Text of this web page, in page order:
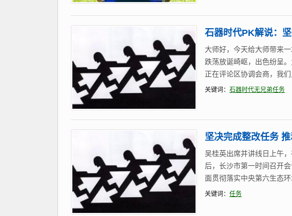
石器时代PK解说：
大师好，今天给大师带来
跌荡放诞崎岖，出色纷呈
正在评论区协调会商，我
关键词： 石器时代无兄弟任务
坚决完成整改任务
吴桂英出席并讲线日上午
后，长沙市第一时间召开
面贯彻落实中央第六生态
关键词： 任务